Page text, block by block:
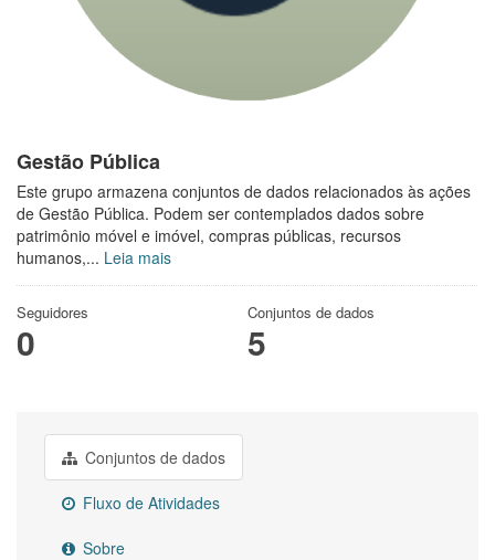
Gestão Pública
Este grupo armazena conjuntos de dados relacionados às ações
de Gestão Pública. Podem ser contemplados dados sobre
patrimônio móvel e imóvel, compras públicas, recursos
humanos,... Leia mais
Seguidores
0
Conjuntos de dados
5
Conjuntos de dados
Fluxo de Atividades
Sobre